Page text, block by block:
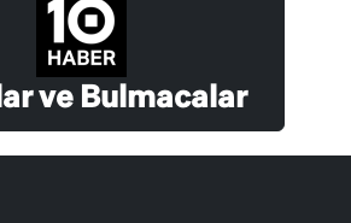
ve Bulmacalar